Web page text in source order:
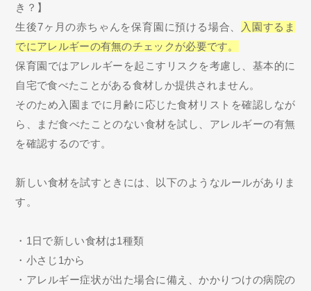
き？】
生後7ヶ月の赤ちゃんを保育園に預ける場合、
入園するま
でにアレルギーの有無のチェックが必要です。
保育園ではアレルギーを起こすリスクを考慮し、基本的に
自宅で食べたことがある食材しか提供されません。
そのため入園までに月齢に応じた食材リストを確認しなが
ら、まだ食べたことのない食材を試し、アレルギーの有無
を確認するのです。
新しい食材を試すときには、以下のようなルールがありま
す。
・1日で新しい食材は1種類
・小さじ1から
・アレルギー症状が出た場合に備え、かかりつけの病院の